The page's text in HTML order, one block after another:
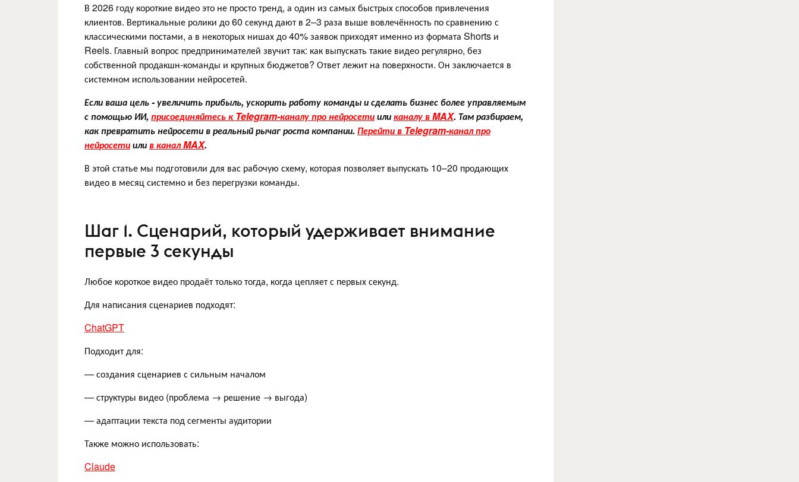
В 2026 году короткие видео это не просто тренд, а один из самых быстрых способов привлечения
клиентов. Вертикальные ролики до 60 секунд дают в 2–3 раза выше вовлечённость по сравнению с
классическими постами, а в некоторых нишах до 40% заявок приходят именно из формата Shorts и
Reels. Главный вопрос предпринимателей звучит так: как выпускать такие видео регулярно, без
собственной продакшн-команды и крупных бюджетов? Ответ лежит на поверхности. Он заключается в
системном использовании нейросетей.
Если ваша цель - увеличить прибыль, ускорить работу команды и сделать бизнес более управляемым
с помощью ИИ,присоединяйтесь к Telegram-каналу про нейросетииликаналу в MAX. Там разбираем,
как превратить нейросети в реальный рычаг роста компании.Перейти в Telegram-канал про
нейросетиилив канал MAX.
В этой статье мы подготовили для вас рабочую схему, которая позволяет выпускать 10–20 продающих
видео в месяц системно и без перегрузки команды.
Шаг 1. Сценарий, который удерживает внимание
первые 3 секунды
Любое короткое видео продаёт только тогда, когда цепляет с первых секунд.
Для написания сценариев подходят:
ChatGPT
Подходит для:
— создания сценариев с сильным началом
— структуры видео (проблема → решение → выгода)
— адаптации текста под сегменты аудитории
Также можно использовать:
Claude